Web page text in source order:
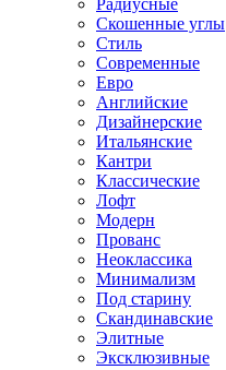
Радиусные
Скошенные углы
Стиль
Современные
Евро
Английские
Дизайнерские
Итальянские
Кантри
Классические
Лофт
Модерн
Прованс
Неоклассика
Минимализм
Под старину
Скандинавские
Элитные
Эксклюзивные